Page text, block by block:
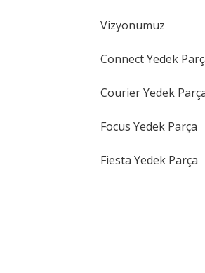
Vizyonumuz
Connect Yedek
Courier Yedek
Focus Yedek Parça
Fiesta Yedek Parça